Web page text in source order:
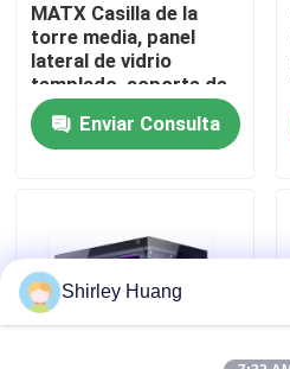
Contacta con nosotros
Noticias
Solicitar una cita
Teclado y ratón atados
MATX Casilla de la
torre media, panel
lateral de vidrio
templado, soporte de
GPU de 240 mm y 300
mm
Enviar Consulta
Shirley Huang